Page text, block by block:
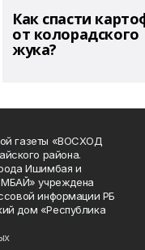
Как спасти
от колорадского
жука?
газеты «ВОСХОД
района.
Ишимбая и
учреждена
информации РБ
дом «Республика